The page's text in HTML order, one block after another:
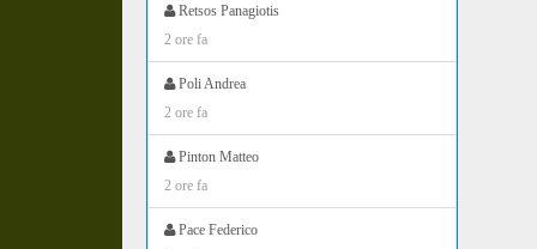
Retsos Panagiotis
2 ore fa
Poli Andrea
2 ore fa
Pinton Matteo
2 ore fa
Pace Federico